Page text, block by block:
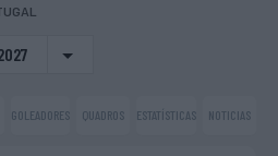
GOLEADORES QUADROS ESTATÍSTICAS NOTICIAS